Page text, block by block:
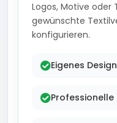
Logos, Motive oder
gewünschte
konfigurieren.
Eigenes